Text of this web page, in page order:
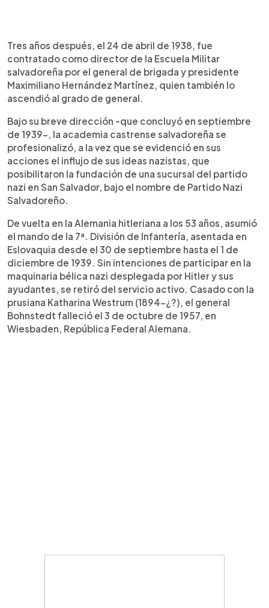
Tres años después, el 24 de abril de 1938, fue
contratado como director de la Escuela Militar
salvadoreña por el general de brigada y presidente
Maximiliano Hernández Martínez, quien también lo
ascendió al grado de general.
Bajo su breve dirección -que concluyó en septiembre
de 1939-, la academia castrense salvadoreña se
profesionalizó, a la vez que se evidenció en sus
acciones el influjo de sus ideas nazistas, que
posibilitaron la fundación de una sucursal del partido
nazi en San Salvador, bajo el nombre de Partido Nazi
Salvadoreño.
De vuelta en la Alemania hitleriana a los 53 años, asumió
el mando de la 7ª. División de Infantería, asentada en
Eslovaquia desde el 30 de septiembre hasta el 1 de
diciembre de 1939. Sin intenciones de participar en la
maquinaria bélica nazi desplegada por Hitler y sus
ayudantes, se retiró del servicio activo. Casado con la
prusiana Katharina Westrum (1894-¿?), el general
Bohnstedt falleció el 3 de octubre de 1957, en
Wiesbaden, República Federal Alemana.